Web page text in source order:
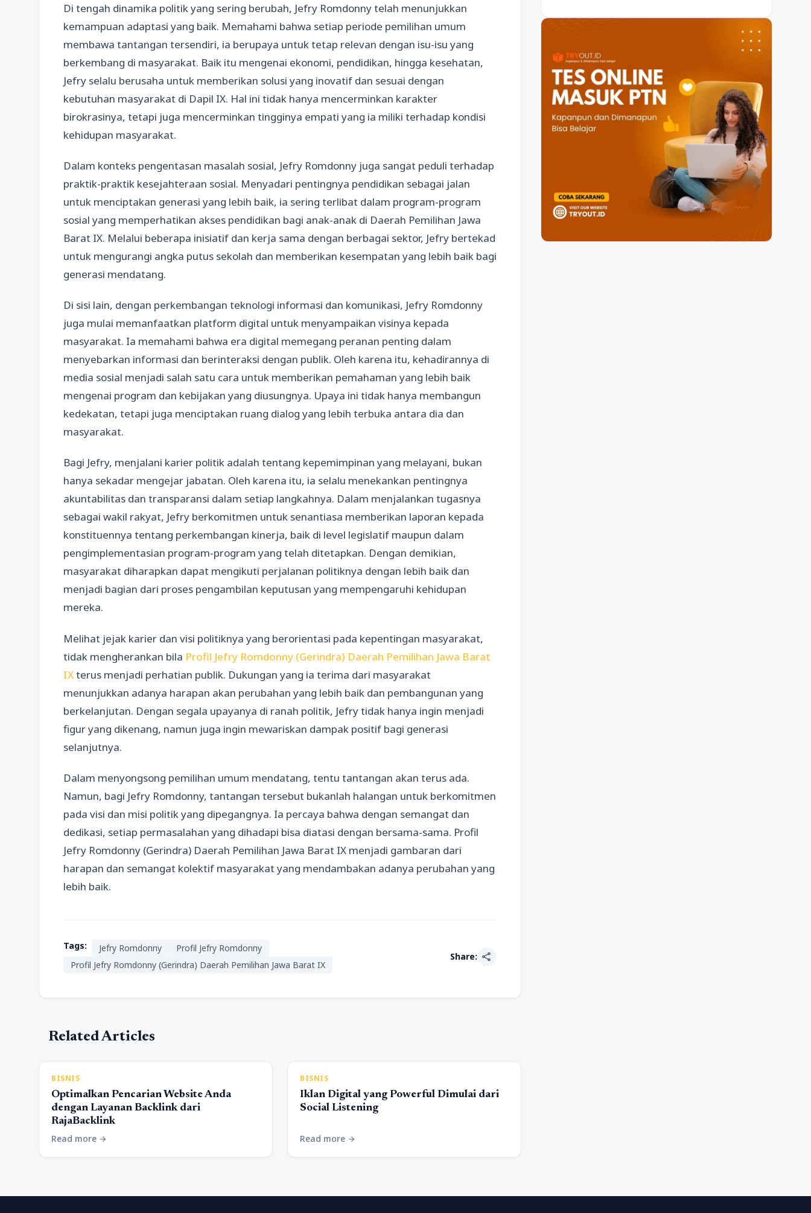
Di tengah dinamika politik yang sering berubah, Jefry Romdonny telah menunjukkan
kemampuan adaptasi yang baik. Memahami bahwa setiap periode pemilihan umum
membawa tantangan tersendiri, ia berupaya untuk tetap relevan dengan isu-isu yang
berkembang di masyarakat. Baik itu mengenai ekonomi, pendidikan, hingga kesehatan,
Jefry selalu berusaha untuk memberikan solusi yang inovatif dan sesuai dengan
kebutuhan masyarakat di Dapil IX. Hal ini tidak hanya mencerminkan karakter
birokrasinya, tetapi juga mencerminkan tingginya empati yang ia miliki terhadap kondisi
kehidupan masyarakat.
Dalam konteks pengentasan masalah sosial, Jefry Romdonny juga sangat peduli terhadap
praktik-praktik kesejahteraan sosial. Menyadari pentingnya pendidikan sebagai jalan
untuk menciptakan generasi yang lebih baik, ia sering terlibat dalam program-program
sosial yang memperhatikan akses pendidikan bagi anak-anak di Daerah Pemilihan Jawa
Barat IX. Melalui beberapa inisiatif dan kerja sama dengan berbagai sektor, Jefry bertekad
untuk mengurangi angka putus sekolah dan memberikan kesempatan yang lebih baik bagi
generasi mendatang.
Di sisi lain, dengan perkembangan teknologi informasi dan komunikasi, Jefry Romdonny
juga mulai memanfaatkan platform digital untuk menyampaikan visinya kepada
masyarakat. Ia memahami bahwa era digital memegang peranan penting dalam
menyebarkan informasi dan berinteraksi dengan publik. Oleh karena itu, kehadirannya di
media sosial menjadi salah satu cara untuk memberikan pemahaman yang lebih baik
mengenai program dan kebijakan yang diusungnya. Upaya ini tidak hanya membangun
kedekatan, tetapi juga menciptakan ruang dialog yang lebih terbuka antara dia dan
masyarakat.
Bagi Jefry, menjalani karier politik adalah tentang kepemimpinan yang melayani, bukan
hanya sekadar mengejar jabatan. Oleh karena itu, ia selalu menekankan pentingnya
akuntabilitas dan transparansi dalam setiap langkahnya. Dalam menjalankan tugasnya
sebagai wakil rakyat, Jefry berkomitmen untuk senantiasa memberikan laporan kepada
konstituennya tentang perkembangan kinerja, baik di level legislatif maupun dalam
pengimplementasian program-program yang telah ditetapkan. Dengan demikian,
masyarakat diharapkan dapat mengikuti perjalanan politiknya dengan lebih baik dan
menjadi bagian dari proses pengambilan keputusan yang mempengaruhi kehidupan
mereka.
Melihat jejak karier dan visi politiknya yang berorientasi pada kepentingan masyarakat,
tidak mengherankan bila Profil Jefry Romdonny (Gerindra) Daerah Pemilihan Jawa Barat
IXterus menjadi perhatian publik. Dukungan yang ia terima dari masyarakat
menunjukkan adanya harapan akan perubahan yang lebih baik dan pembangunan yang
berkelanjutan. Dengan segala upayanya di ranah politik, Jefry tidak hanya ingin menjadi
figur yang dikenang, namun juga ingin mewariskan dampak positif bagi generasi
selanjutnya.
Dalam menyongsong pemilihan umum mendatang, tentu tantangan akan terus ada.
Namun, bagi Jefry Romdonny, tantangan tersebut bukanlah halangan untuk berkomitmen
pada visi dan misi politik yang dipegangnya. Ia percaya bahwa dengan semangat dan
dedikasi, setiap permasalahan yang dihadapi bisa diatasi dengan bersama-sama. Profil
Jefry Romdonny (Gerindra) Daerah Pemilihan Jawa Barat IX menjadi gambaran dari
harapan dan semangat kolektif masyarakat yang mendambakan adanya perubahan yang
lebih baik.
Tags: Jefry Romdonny
Profil Jefry Romdonny
Profil Jefry Romdonny (Gerindra) Daerah Pemilihan Jawa Barat IX
Share: share
Related Articles
BISNIS
Optimalkan Pencarian Website Anda
dengan Layanan Backlink dari
RajaBacklink
Read more arrow_forward
BISNIS
Iklan Digital yang Powerful Dimulai dari
Social Listening
Read more arrow_forward